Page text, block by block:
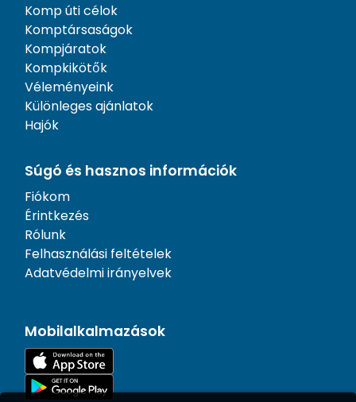
Komp úti célok
Komptársaságok
Kompjáratok
Kompkikötők
Véleményeink
Különleges ajánlatok
Hajók
Súgó és hasznos információk
Fiókom
Érintkezés
Rólunk
Felhasználási feltételek
Adatvédelmi irányelvek
Mobilalkalmazások